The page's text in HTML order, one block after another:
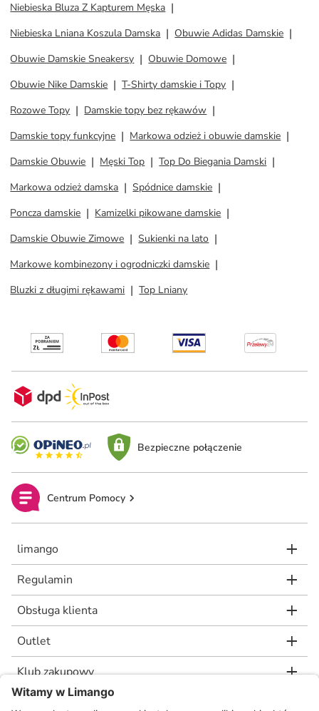
Niebieska Bluza Z Kapturem Męska
Niebieska Lniana Koszula Damska
Obuwie Adidas Damskie
Obuwie Damskie Sneakersy
Obuwie Domowe
Obuwie Nike Damskie
T-Shirty damskie i Topy
Rozowe Topy
Damskie topy bez rękawów
Damskie topy funkcyjne
Markowa odzież i obuwie damskie
Damskie Obuwie
Męski Top
Top Do Biegania Damski
Markowa odzież damska
Spódnice damskie
Poncza damskie
Kamizelki pikowane damskie
Damskie Obuwie Zimowe
Sukienki na lato
Markowe kombinezony i ogrodniczki damskie
Bluzki z długimi rękawami
Top Lniany
Bezpieczne połączenie
Centrum Pomocy
limango
Regulamin
Obsługa klienta
Outlet
Klub zakupowy